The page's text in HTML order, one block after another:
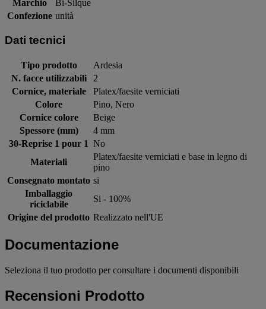
Marchio
Bi-Silque
Confezione unità
Dati tecnici
Tipo prodotto
Ardesia
N. facce utilizzabili
2
Cornice, materiale
Platex/faesite verniciati
Colore
Pino, Nero
Cornice colore
Beige
Spessore (mm)
4 mm
30-Reprise 1 pour 1 No
Materiali
Platex/faesite verniciati e base in legno di
pino
Consegnato montato si
Imballaggio
riciclabile
Si - 100%
Origine del prodotto Realizzato nell'UE
Documentazione
Seleziona il tuo prodotto per consultare i documenti disponibili
Recensioni Prodotto